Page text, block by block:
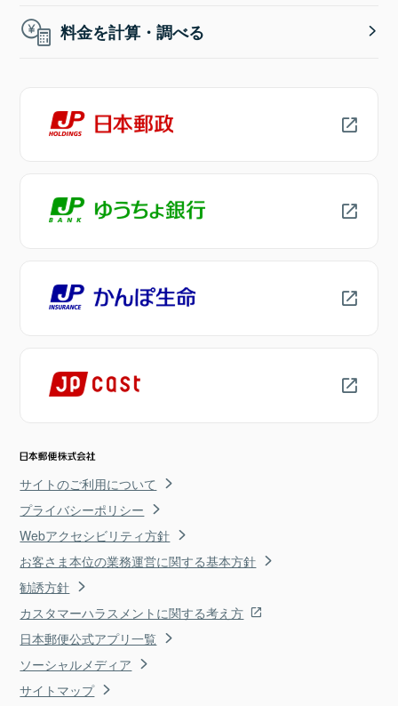
料金を計算・調べる
サイトのご利用について
プライバシーポリシー
Webアクセシビリティ方針
お客さま本位の業務運営に関する基本方針
勧誘方針
カスタマーハラスメントに関する考え方
日本郵便公式アプリ一覧
ソーシャルメディア
サイトマップ